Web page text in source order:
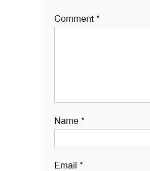
Comment *
Name *
Email *